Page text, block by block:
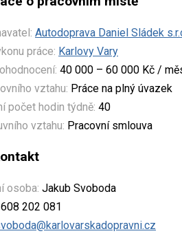
Autodoprava Daniel Sládek
práce: Karlovy Vary
40 000 – 60 000 Kč /
vztahu: Práce na plný úvazek
počet hodin týdně: 40
vztahu: Pracovní smlouva
osoba: Jakub Svoboda
608 202 081